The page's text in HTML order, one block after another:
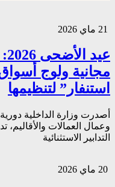
مجانية ولوج
استنفار” لتنظيمها
أصدرت وزارة الداخلية
وعمال العمالات
التدابير الاستثنائية